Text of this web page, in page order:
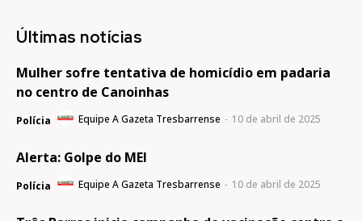
Últimas notícias
Mulher sofre tentativa de homicídio em padaria
no centro de Canoinhas
Polícia Equipe A Gazeta Tresbarrense - 10 de abril de 2025
Alerta: Golpe do MEI
Polícia Equipe A Gazeta Tresbarrense - 10 de abril de 2025